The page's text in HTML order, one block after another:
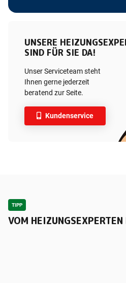
UNSERE
SIND FÜR SIE DA!
Unser Serviceteam steht
Ihnen gerne jederzeit
beratend zur Seite.
Kundenservice
TIPP
VOM